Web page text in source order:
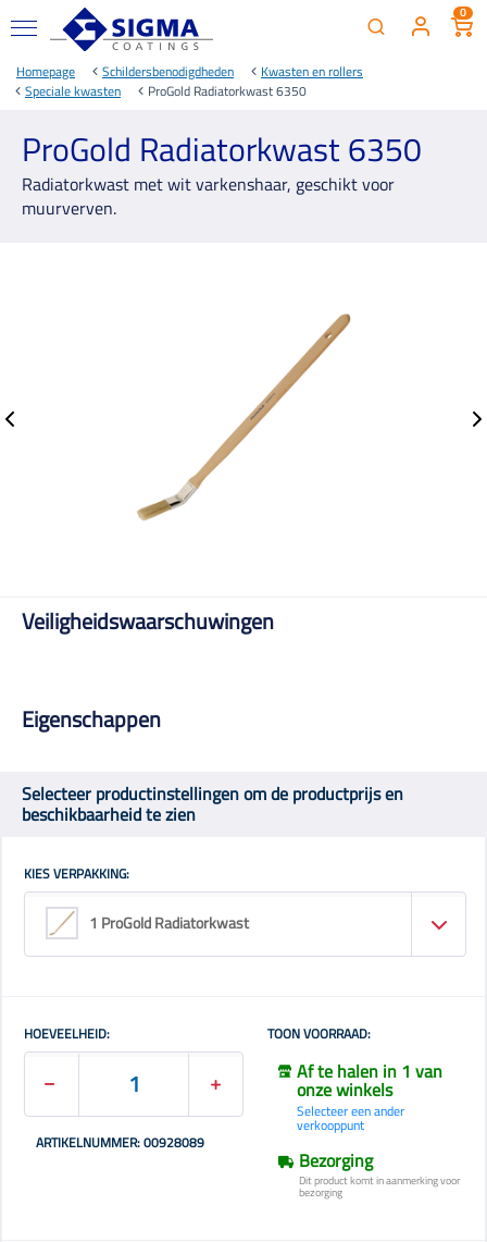
0
Homepage Schildersbenodigdheden
Kwasten en rollers
Speciale kwasten
ProGold Radiatorkwast 6350
ProGold Radiatorkwast 6350
Radiatorkwast met wit varkenshaar, geschikt voor
muurverven.
Veiligheidswaarschuwingen
Eigenschappen
Selecteer productinstellingen om de productprijs en
beschikbaarheid te zien
KIES VERPAKKING:
1 ProGold Radiatorkwast
HOEVEELHEID:
ARTIKELNUMMER: 00928089
TOON VOORRAAD:
Af te halen in 1 van
onze winkels
Selecteer een ander
verkooppunt
Bezorging
Dit product komt in aanmerking voor
bezorging